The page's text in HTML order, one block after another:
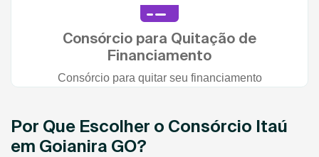
Consórcio para Quitação de
Financiamento
Consórcio para quitar seu financiamento
Por Que Escolher o Consórcio Itaú
em Goianira GO?